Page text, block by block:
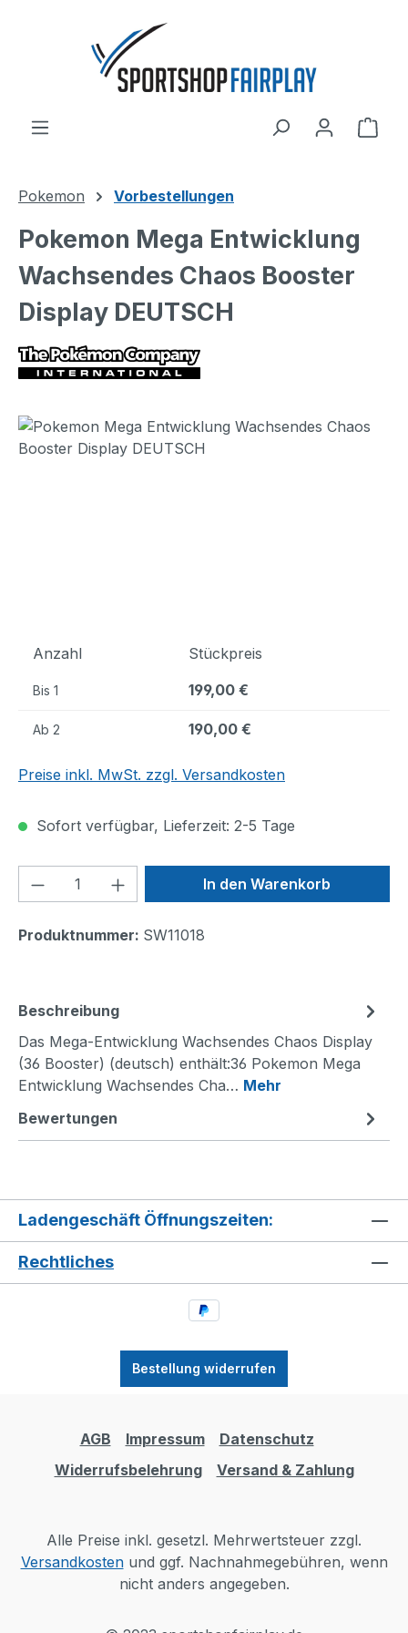
Zum Hauptinhalt springen
Pokemon Vorbestellungen
Pokemon Mega Entwicklung
Wachsendes Chaos Booster
Display DEUTSCH
Bildergalerie überspringen
Anzahl Stückpreis
Bis 1 199,00 €
Ab 2 190,00 €
Preise inkl. MwSt. zzgl. Versandkosten
Sofort verfügbar, Lieferzeit: 2-5 Tage
Produkt Anzahl: Gib denIn den Warenkorb
Produktnummer: SW11018
Beschreibung
Das Mega-Entwicklung Wachsendes Chaos Display
(36 Booster) (deutsch) enthält:36 Pokemon Mega
Entwicklung Wachsendes Cha… Mehr
Bewertungen
Ladengeschäft Öffnungszeiten:
Rechtliches
Bestellung widerrufen
AGB Impressum
Datenschutz
Widerrufsbelehrung
Versand & Zahlung
Alle Preise inkl. gesetzl. Mehrwertsteuer zzgl.
Versandkostenund ggf. Nachnahmegebühren, wenn
nicht anders angegeben.